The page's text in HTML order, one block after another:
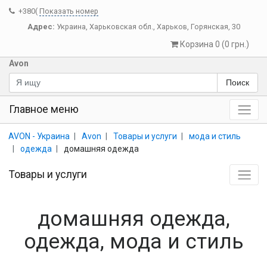
+380( Показать номер
Адрес: Украина, Харьковская обл., Харьков, Горянская, 30
Корзина 0 (0 грн.)
Avon
Поиск
Главное меню
AVON - Украина Avon Товары и услуги
мода и стиль
одежда
домашняя одежда
Товары и услуги
домашняя одежда,
одежда, мода и стиль